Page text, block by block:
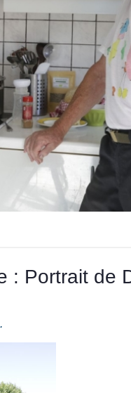
: Portrait de